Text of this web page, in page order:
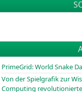
PrimeGrid: World Snake
Von der Spielgrafik zur
Computing